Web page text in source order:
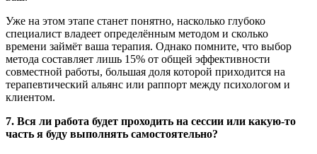
Уже на этом этапе станет понятно, насколько глубоко
специалист владеет определённым методом и сколько
времени займёт ваша терапия. Однако помните, что выбор
метода составляет лишь 15% от общей эффективности
совместной работы, большая доля которой приходится на
терапевтический альянс или раппорт между психологом и
клиентом.
7. Вся ли работа будет проходить на сессии или какую-то
часть я буду выполнять самостоятельно?